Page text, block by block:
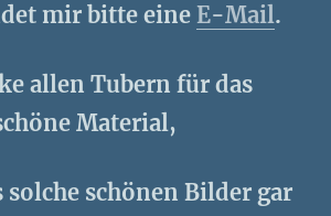
mir bitte eine E-Mail.
allen Tubern für das
Material,
solche schönen Bilder gar